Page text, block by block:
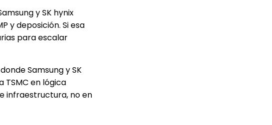
y SK hynix
y deposición. Si esa
para escalar
Samsung y SK
TSMC en lógica
infraestructura, no en